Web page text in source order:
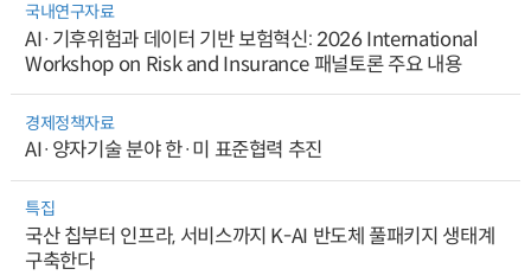
국내연구자료
AI·기후위험과 데이터 기반 보험혁신: 2026 International
Workshop on Risk and Insurance 패널토론 주요 내용
경제정책자료
AI·양자기술 분야 한·미 표준협력 추진
특집
국산 칩부터 인프라, 서비스까지 K-AI 반도체 풀패키지 생태계
구축한다